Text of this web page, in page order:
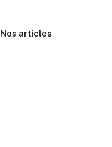
Nos articles